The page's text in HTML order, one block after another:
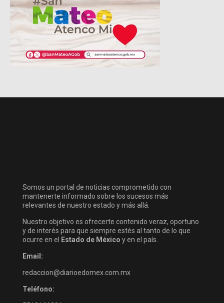
Somos un portal de noticias comprometido con
mantenerte informado sobre los sucesos más
relevantes de nuestro estado y más allá.
Nuestro objetivo es ofrecerte contenido veraz, oportuno
y de interés para que siempre estés al tanto de lo que
ocurre en el
Estado de México y en el país.
Email:
redaccion@diarioedomex.com.mx
Teléfono: